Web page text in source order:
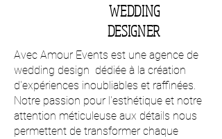
WEDDING
DESIGNER
Avec Amour Events est une agence de
wedding design dédiée à la création
d'expériences inoubliables et raffinées.
Notre passion pour l'esthétique et notre
attention méticuleuse aux détails nous
permettent de transformer chaque